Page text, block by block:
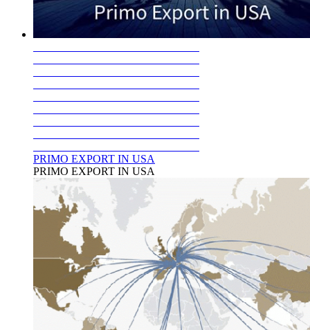
PRIMO EXPORT IN USA
PRIMO EXPORT IN USA